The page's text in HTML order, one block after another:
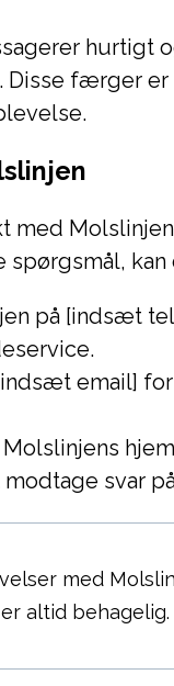
hurtigt
Disse færger
med
på [indsæt
email]
Molslinjens
svar
med
altid